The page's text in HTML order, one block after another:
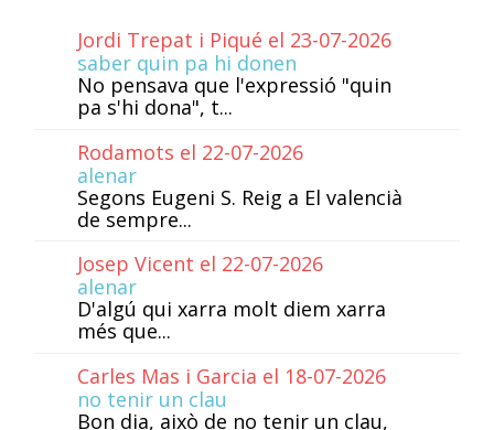
Jordi Trepat i Piqué el 23-07-2026
saber quin pa hi donen
No pensava que l'expressió "quin
pa s'hi dona", t...
Rodamots el 22-07-2026
alenar
Segons Eugeni S. Reig a El valencià
de sempre...
Josep Vicent el 22-07-2026
alenar
D'algú qui xarra molt diem xarra
més que...
Carles Mas i Garcia el 18-07-2026
no tenir un clau
Bon dia, això de no tenir un clau,